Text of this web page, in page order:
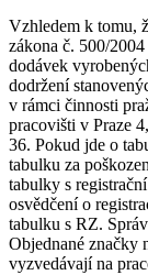
Vzhledem k tomu,
zákona č. 500/
dodávek
dodržení
v rámci činnosti
pracovišti v Praze
36. Pokud jde o
tabulku za
tabulky s
osvědčení o
tabulku s RZ.
Objednané značky
vyzvedávají na